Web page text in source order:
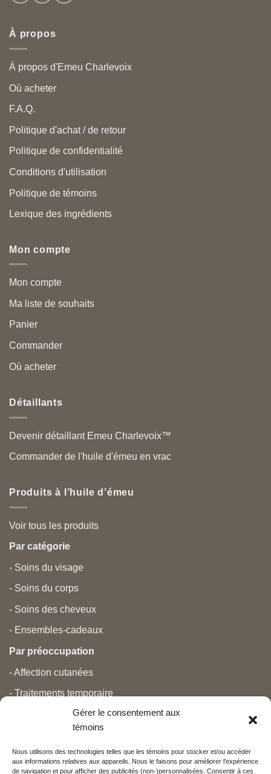
Gérer le consentement aux
témoins
Nous utilisons des technologies telles que les témoins pour stocker et/ou accéder
aux informations relatives aux appareils. Nous le faisons pour améliorer l’expérience
de navigation et pour afficher des publicités (non-)personnalisées. Consentir à ces
À propos
À propos d'Emeu Charlevoix
Où acheter
F.A.Q.
Politique d'achat / de retour
Politique de confidentialité
Conditions d'utilisation
Politique de témoins
Lexique des ingrédients
Mon compte
Mon compte
Ma liste de souhaits
Panier
Commander
Où acheter
Détaillants
Devenir détaillant Emeu Charlevoix™
Commander de l'huile d'émeu en vrac
Produits à l’huile d’émeu
Voir tous les produits
Par catégorie
- Soins du visage
- Soins du corps
- Soins des cheveux
- Ensembles-cadeaux
Par préoccupation
- Affection cutanées
- Traitements temporaire
- Grossesse et nouveau-né